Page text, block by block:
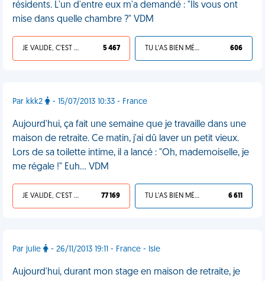
résidents. L'un d'entre eux m'a demandé : "Ils vous ont
mise dans quelle chambre ?" VDM
JE VALIDE, C'EST UNE VDM 5 467 TU L'AS BIEN MÉRITÉ 606
Par kkk2 - 15/07/2013 10:33 - France
Aujourd'hui, ça fait une semaine que je travaille dans une
maison de retraite. Ce matin, j'ai dû laver un petit vieux.
Lors de sa toilette intime, il a lancé : "Oh, mademoiselle, je
me régale !" Euh... VDM
JE VALIDE, C'EST UNE VDM 77 169 TU L'AS BIEN MÉRITÉ 6 611
Par julie - 26/11/2013 19:11 - France - Isle
Aujourd'hui, durant mon stage en maison de retraite, je